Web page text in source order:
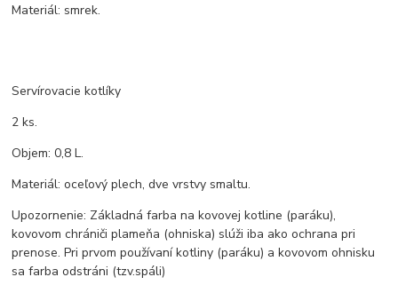
Materiál: smrek.
Servírovacie kotlíky
2 ks.
Objem: 0,8 L.
Materiál: oceľový plech, dve vrstvy smaltu.
Upozornenie: Základná farba na kovovej kotline (paráku),
kovovom chrániči plameňa (ohniska) slúži iba ako ochrana pri
prenose. Pri prvom používaní kotliny (paráku) a kovovom ohnisku
sa farba odstráni (tzv.spáli)